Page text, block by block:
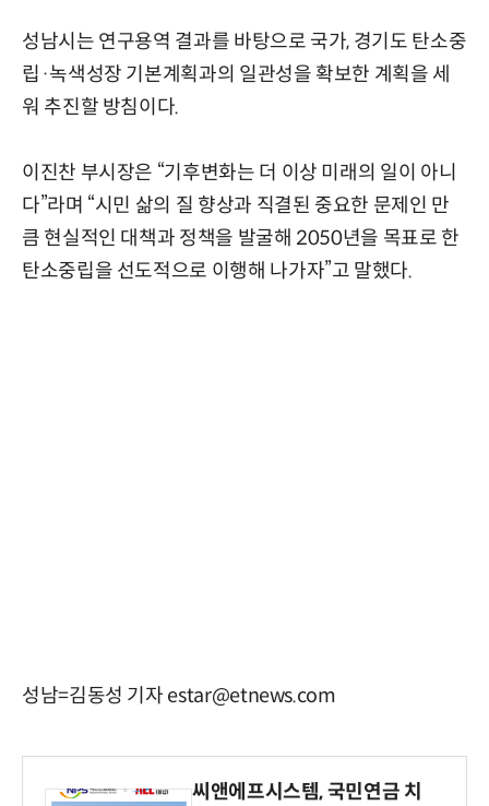
성남시는 연구용역 결과를 바탕으로 국가, 경기도 탄소중
립·녹색성장 기본계획과의 일관성을 확보한 계획을 세
워 추진할 방침이다.
이진찬 부시장은 “기후변화는 더 이상 미래의 일이 아니
다”라며 “시민 삶의 질 향상과 직결된 중요한 문제인 만
큼 현실적인 대책과 정책을 발굴해 2050년을 목표로 한
탄소중립을 선도적으로 이행해 나가자”고 말했다.
성남=김동성 기자 estar@etnews.com
씨앤에프시스템, 국민연금 치